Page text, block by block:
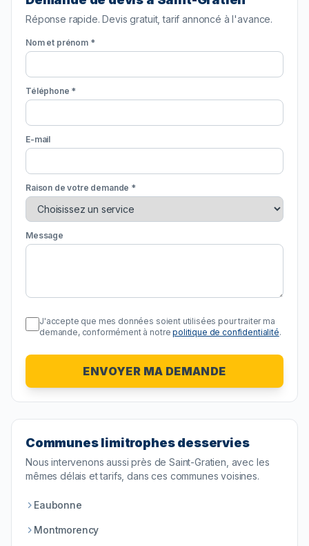
Réponse rapide. Devis gratuit, tarif annoncé à l'avance.
Nom et prénom *
Téléphone *
E-mail
Raison de votre demande *
Message
J'accepte que mes données soient utilisées pour traiter ma
demande, conformément à notre politique de confidentialité.
ENVOYER MA DEMANDE
Communes limitrophes desservies
Nous intervenons aussi près deSaint-Gratien , avec les
mêmes délais et tarifs, dans ces communes voisines.
Eaubonne
Montmorency